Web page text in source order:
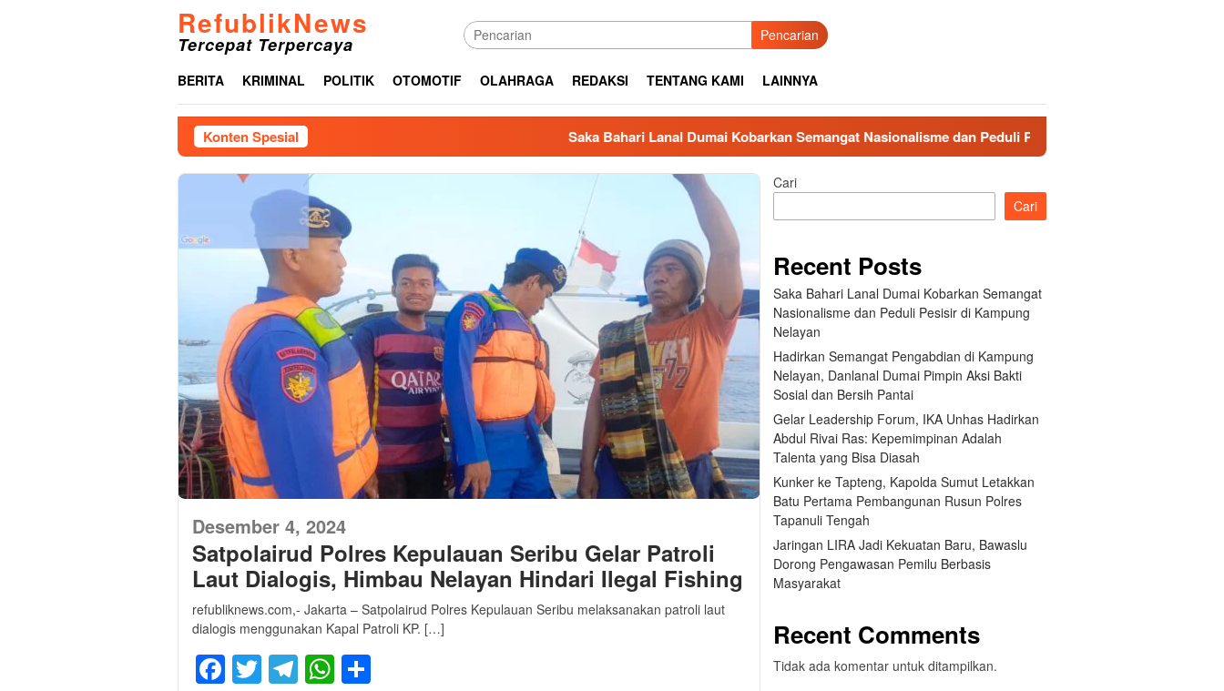
RefublikNews
Tercepat Terpercaya Pencarian
BERITA KRIMINAL POLITIK OTOMOTIF OLAHRAGA REDAKSI TENTANG KAMI LAINNYA
Konten Spesial Saka Bahari Lanal Dumai Kobarkan Semangat Nasionalisme dan Peduli Pesisir di Kampung Nelayan
Desember 4, 2024
Satpolairud Polres Kepulauan Seribu Gelar Patroli
Laut Dialogis, Himbau Nelayan Hindari Ilegal Fishing
refubliknews.com,- Jakarta – Satpolairud Polres Kepulauan Seribu melaksanakan patroli laut
dialogis menggunakan Kapal Patroli KP. […]
Facebook
Twitter
Telegram
WhatsApp
Cari
Cari
Recent Posts
Saka Bahari Lanal Dumai Kobarkan Semangat
Nasionalisme dan Peduli Pesisir di Kampung
Nelayan
Hadirkan Semangat Pengabdian di Kampung
Nelayan, Danlanal Dumai Pimpin Aksi Bakti
Sosial dan Bersih Pantai
Gelar Leadership Forum, IKA Unhas Hadirkan
Abdul Rivai Ras: Kepemimpinan Adalah
Talenta yang Bisa Diasah
Kunker ke Tapteng, Kapolda Sumut Letakkan
Batu Pertama Pembangunan Rusun Polres
Tapanuli Tengah
Jaringan LIRA Jadi Kekuatan Baru, Bawaslu
Dorong Pengawasan Pemilu Berbasis
Masyarakat
Recent Comments
Tidak ada komentar untuk ditampilkan.